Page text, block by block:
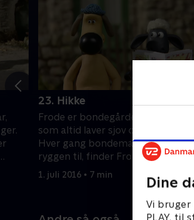
Dine
Vi bruger
PLAY, til
23. Hikke
Frode er bondegårdens sorte får,
som altid laver sjov og fåre-
Hver gang bondemanden vender
ryggen til, finder Frode og hans
frække venner på noget.
1. juli 2016 • 7 min